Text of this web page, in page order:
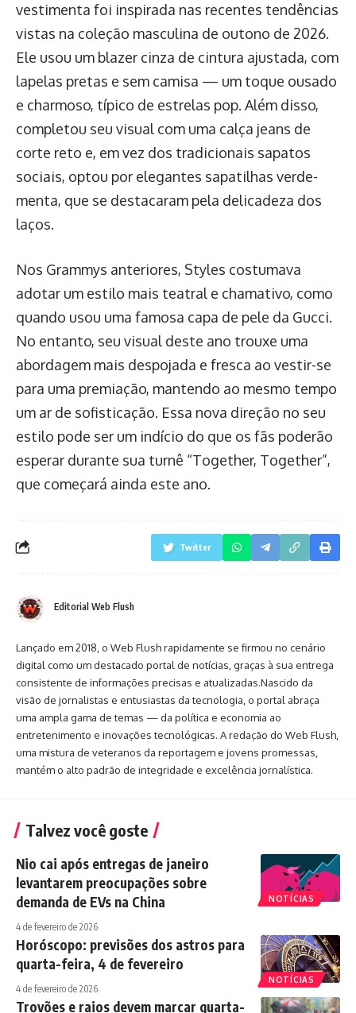
vestimenta foi inspirada nas recentes tendências
vistas na coleção masculina de outono de 2026.
Ele usou um blazer cinza de cintura ajustada, com
lapelas pretas e sem camisa — um toque ousado
e charmoso, típico de estrelas pop. Além disso,
completou seu visual com uma calça jeans de
corte reto e, em vez dos tradicionais sapatos
sociais, optou por elegantes sapatilhas verde-
menta, que se destacaram pela delicadeza dos
laços.
Nos Grammys anteriores, Styles costumava
adotar um estilo mais teatral e chamativo, como
quando usou uma famosa capa de pele da Gucci.
No entanto, seu visual deste ano trouxe uma
abordagem mais despojada e fresca ao vestir-se
para uma premiação, mantendo ao mesmo tempo
um ar de sofisticação. Essa nova direção no seu
estilo pode ser um indício do que os fãs poderão
esperar durante sua turnê “Together, Together”,
que começará ainda este ano.
Twitter
Editorial Web Flush
Lançado em 2018, o Web Flush rapidamente se firmou no cenário
digital como um destacado portal de notícias, graças à sua entrega
consistente de informações precisas e atualizadas.Nascido da
visão de jornalistas e entusiastas da tecnologia, o portal abraça
uma ampla gama de temas — da política e economia ao
entretenimento e inovações tecnológicas. A redação do Web Flush,
uma mistura de veteranos da reportagem e jovens promessas,
mantém o alto padrão de integridade e excelência jornalística.
Talvez você goste
NOTÍCIAS
Nio cai após entregas de janeiro
levantarem preocupações sobre
demanda de EVs na China
4 de fevereiro de 2026
NOTÍCIAS
Horóscopo: previsões dos astros para
quarta-feira, 4 de fevereiro
4 de fevereiro de 2026
Trovões e raios devem marcar quarta-